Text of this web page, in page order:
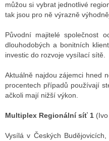
můžou si vybrat jednotlivé
tak jsou pro ně výrazně
Původní majitelé společnost
dlouhodobých a bonitních
investic do rozvoje vysílací sítě.
Aktuálně najdou zájemci hned
procentech případů používají
ačkoli mají nižší výkon.
Multiplex Regionální síť 1
Vysílá v Českých